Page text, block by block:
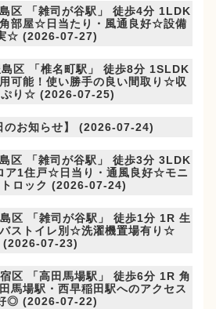
島区 「雑司が谷駅」 徒歩4分 1LDK
部屋☆日当たり・風通良好☆設備
☆ (2026-07-27)
島区 「椎名町駅」 徒歩8分 1SLDK
可能！使い勝手の良い間取り☆収
ぷり☆ (2026-07-25)
のお知らせ】 (2026-07-24)
島区 「雑司が谷駅」 徒歩3分 3LDK
1住戸☆日当り・通風良好☆モニ
トロック (2026-07-24)
島区 「雑司が谷駅」 徒歩1分 1R 生
ストイレ別☆洗濯機置場有り☆
(2026-07-23)
区 「高田馬場駅」 徒歩6分 1R 角
馬場駅・西早稲田駅へのアクセス
◎ (2026-07-22)